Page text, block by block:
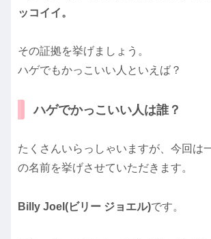
ッコイイ。
その証拠を挙げましょう。
ハゲでもかっこいい人といえば？
ハゲでかっこいい人は誰？
たくさんいらっしゃいますが、今回は
の名前を挙げさせていただきます。
Billy Joel(ビリー ジョエル)です。